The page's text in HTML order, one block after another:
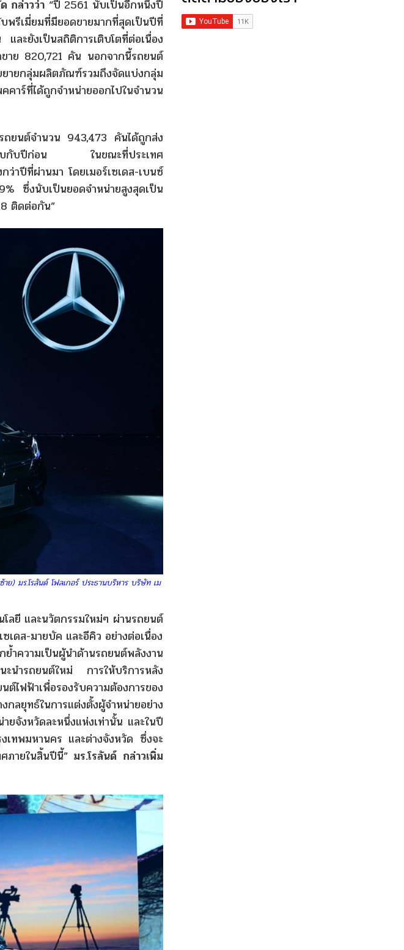
กล่าวว่า “ปี 2561 นับเป็นอีกหนึ่งปี
พรีเมี่ยมที่มียอดขายมากที่สุดเป็นปีที่
ะยังเป็นสถิติการเติบโตที่ต่อเนื่อง
ขาย 820,721 คัน นอกจากนี้รถยนต์
ายกลุ่มผลิตภัณฑ์รวมถึงจัดแบ่งกลุ่ม
ที่ได้ถูกจำหน่ายออกไปในจำนวน
ถยนต์จำนวน 943,473 คันได้ถูกส่ง
บกับปีก่อน ในขณะที่ประเทศ
าปีที่ผ่านมา โดยเมอร์เซเดส-เบนซ์
ซึ่งนับเป็นยอดจำหน่ายสูงสุดเป็น
ติดต่อกัน”
ย) มร.โรลันด์ โฟลเกอร์ ประธานบริหาร บริษัท เม
ลยี และนวัตกรรมใหม่ๆ ผ่านรถยนต์
เดส-มายบัค และอีคิว อย่างต่อเนื่อง
ความเป็นผู้นำด้านรถยนต์พลังงาน
ะนำรถยนต์ใหม่ การให้บริการหลัง
ไฟฟ้าเพื่อรองรับความต้องการของ
ลยุทธ์ในการแต่งตั้งผู้จำหน่ายอย่าง
ยจังหวัดละหนึ่งแห่งเท่านั้น และในปี
เทพมหานคร และต่างจังหวัด ซึ่งจะ
ภายในสิ้นปีนี้” มร.โรลันด์ กล่าวเพิ่ม